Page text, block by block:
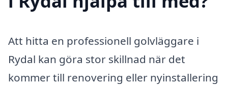
Att hitta en professionell golvläggare i
Rydal kan göra stor skillnad när det
kommer till renovering eller nyinstallering